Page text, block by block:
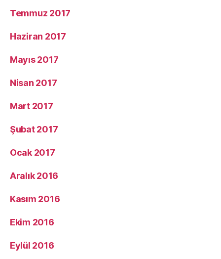
Temmuz 2017
Haziran 2017
Mayıs 2017
Nisan 2017
Mart 2017
Şubat 2017
Ocak 2017
Aralık 2016
Kasım 2016
Ekim 2016
Eylül 2016